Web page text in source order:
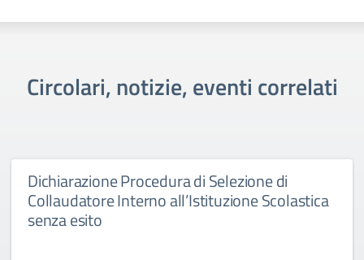
Circolari, notizie, eventi correlati
Dichiarazione Procedura di Selezione di
Collaudatore Interno all’Istituzione Scolastica
senza esito